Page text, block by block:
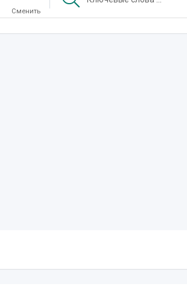
Сменить